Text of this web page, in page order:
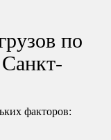
по
факторов: